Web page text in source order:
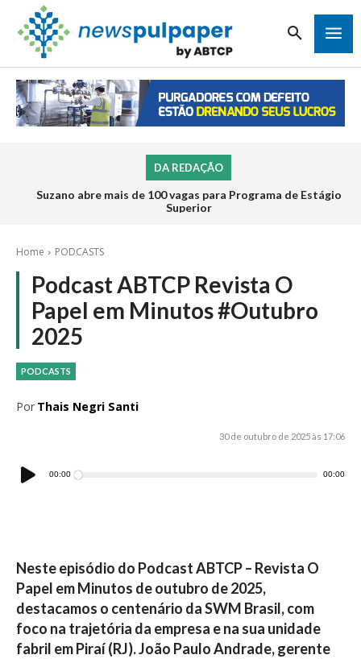
DA REDAÇÃO
Suzano abre mais de 100 vagas para Programa de Estágio
Superior
Home PODCASTS
Podcast ABTCP Revista O
Papel em Minutos #Outubro
2025
PODCASTS
Por Thais Negri Santi
30 de outubro de 2025 às 17:06
Tocador
de
00:00 00:00
Neste episódio do Podcast ABTCP – Revista O
Papel em Minutos de outubro de 2025,
destacamos o centenário da SWM Brasil, com
foco na trajetória da empresa e na sua unidade
fabril em Piraí (RJ). João Paulo Andrade, gerente